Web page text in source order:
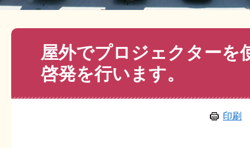
屋外でプロジェクターを
啓発を行います。
印刷